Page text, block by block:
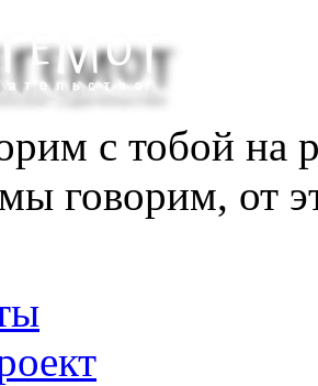
с тобой на
говорим, от